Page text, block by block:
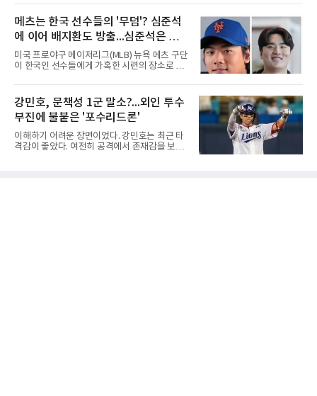
솔이 하이원리조트 여자오픈에 나설 때 서교림
은 LPGA 에비앙 챔피언십에, 서교림
한국중고배구 2차연맹전 준우승팀 수성고는 4
일 충북 제천 대원대 민송체육관에서 열린 대회
8강전에서 진주동명고를 상대로 공격력이 호조
를 보이며 세트스코어 3-1(25-19, 25-22, 21-
25, 25-23)으로 꺾었다. 인하부고도 부산동성고
를 맞아 뛰어난 조직력을 바탕으로 삼아 3-0(25-
19, 25-19, 25-23)으로 완승을 거두고 4강에 합
다. ◇4일 전적
메츠는 한국 선수들의 '무덤'? 심준석
에 이어 배지환도 방출...심준석은 이
미 귀국, 배지환은 미국 잔류할 듯
미국 프로야구 메이저리그(MLB) 뉴욕 메츠 구단
이 한국인 선수들에게 가혹한 시련의 장소로 전
대형 유망주로 기대를 모았던 투수 심준석에 이
어, 빅리그 경력을 지닌 내외야수 배지환까지 연
달아 뉴욕 메츠 산하 마이너리그에서 방출 통보
를 받는 아픔을 겪었다. 두 선수의 동반 이탈은
메츠 구단이 유독 한국 선수들에게 '기회의 땅'이
아닌 '무덤'처럼 작용하고 있음을 방증하고 있다.
고교 시절 시속 160km에 달하는 강속구로 큰 스
강민호, 문책성 1군 말소?...외인 투수
부진에 불붙은 '포수리드론'
이해하기 어려운 장면이었다. 강민호는 최근 타
격감이 좋았다. 여전히 공격에서 존재감을 보여